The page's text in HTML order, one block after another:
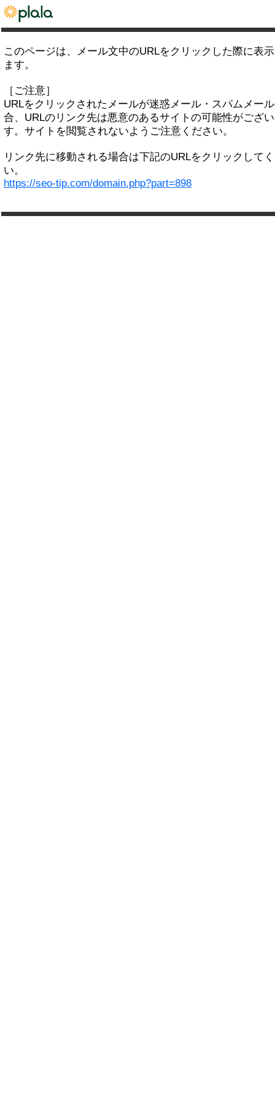
このページは、メール文中のURLをクリックした際に表
ます。
［ご注意］
URLをクリックされたメールが迷惑メール・スパムメー
合、URLのリンク先は悪意のあるサイトの可能性がござ
す。サイトを閲覧されないようご注意ください。
リンク先に移動される場合は下記のURLをクリックして
い。
https://seo-tip.com/domain.php?part=898